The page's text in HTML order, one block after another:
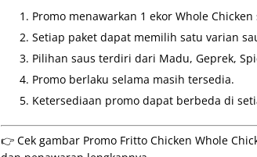
Promo menawarkan 1 ekor Whole Chicken
Setiap paket dapat memilih satu varian
Pilihan saus terdiri dari Madu, Geprek,
Promo berlaku selama masih tersedia.
Ketersediaan promo dapat berbeda di
👉 Cek gambar Promo Fritto Chicken Whole